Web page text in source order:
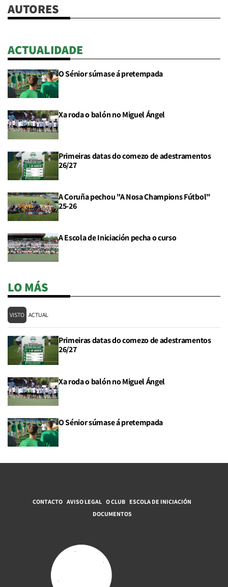
AUTORES
ACTUALIDADE
O Sénior súmase á pretempada
Xa roda o balón no Miguel Ángel
Primeiras datas do comezo de adestramentos
26/27
A Coruña pechou "A Nosa Champions Fútbol"
25-26
A Escola de Iniciación pecha o curso
LO MÁS
VISTO ACTUAL
Primeiras datas do comezo de adestramentos
26/27
Xa roda o balón no Miguel Ángel
O Sénior súmase á pretempada
CONTACTO AVISO LEGAL O CLUB ESCOLA DE INICIACIÓN
DOCUMENTOS